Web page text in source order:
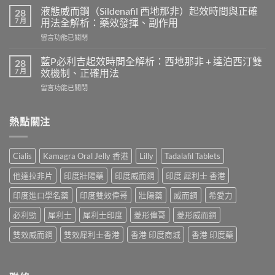
時
間
和
效
持
續
間？
解
服
用
到
藥
效
消
的
全
利
勁
效
果
者
使
用
心
享：
槍
俠」
到
重
拾
性
的
真
28
7 月
液態威而鋼（Sildenafil 西地那非）起效時間與正確
用法全解析：藥效發揮、副作用
在
態
威
而
鋼
地
起
效
時
間
與
正
用
法
全
留言功能已關閉
28
7 月
藍P必利吉起效時間全解析：西地那非 + 達泊西汀雙
效機制、正確用法
在
必
利
起
效
時
間
全
解
析：
西
地
那
留言功能已關閉
熱點關注
Cialis Kamagra Oral Jelly 香港 Lilly
Tadalafil Tablets
他達拉非片
印度壯陽藥 印度威而鋼
印度 犀利士 香港
印度進口學名藥
印度雙效偉哥 壯陽藥 威而鋼
希愛力
必利勁
犀利士 犀利士印度 菱形偉哥
菱形威而鋼
雙效威而鋼
雙效犀利士香港 香港 印度商城 香港 印度藥